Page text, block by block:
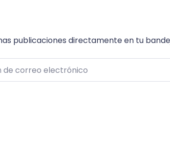
publicaciones directamente en tu